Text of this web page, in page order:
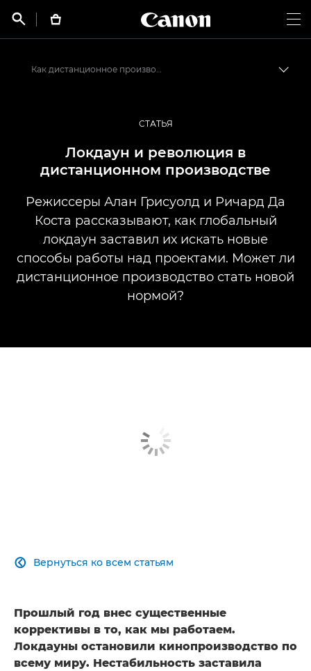
 
Canon Logo, back
Профессиональная фото- и видеосъемка
Истории от профессионалов: вдохновляющие идеи для печати, а также фото- и видеосъемки
СТАТЬЯ
Локдаун и революция в
дистанционном производстве
Режиссеры Алан Грисуолд и Ричард Да
Коста рассказывают, как глобальный
локдаун заставил их искать новые
способы работы над проектами. Может ли
дистанционное производство стать новой
нормой?
Вернуться ко всем статьям

Прошлый год внес существенные
коррективы в то, как мы работаем.
Локдауны остановили кинопроизводство по
всему миру. Нестабильность заставила